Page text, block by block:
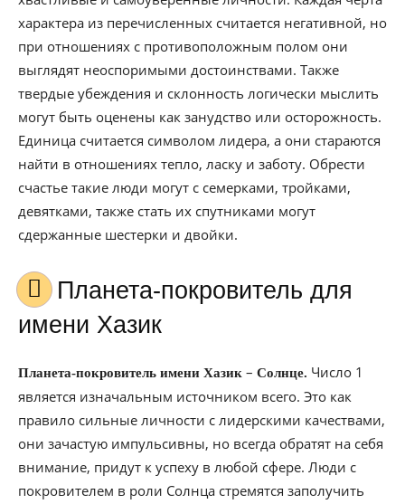
характера из перечисленных считается негативной, но
при отношениях с противоположным полом они
выглядят неоспоримыми достоинствами. Также
твердые убеждения и склонность логически мыслить
могут быть оценены как занудство или осторожность.
Единица считается символом лидера, а они стараются
найти в отношениях тепло, ласку и заботу. Обрести
счастье такие люди могут с семерками, тройками,
девятками, также стать их спутниками могут
сдержанные шестерки и двойки.
Планета-покровитель для
имени Хазик
Планета-покровитель имени Хазик – Солнце. Число 1
является изначальным источником всего. Это как
правило сильные личности с лидерскими качествами,
они зачастую импульсивны, но всегда обратят на себя
внимание, придут к успеху в любой сфере. Люди с
покровителем в роли Солнца стремятся заполучить